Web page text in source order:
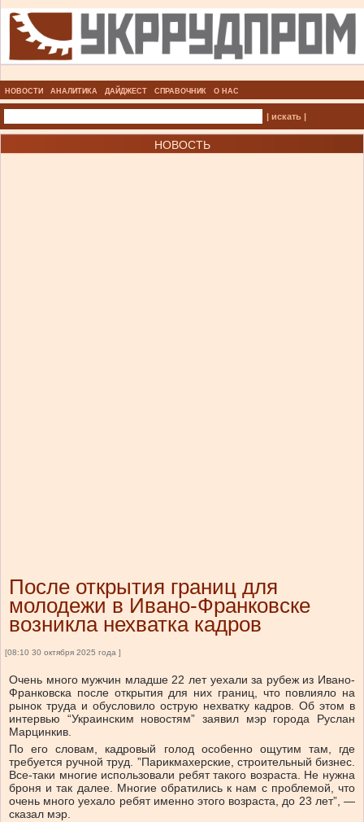
НОВОСТИ АНАЛИТИКА ДАЙДЖЕСТ СПРАВОЧНИК О НАС
| искать |
НОВОСТЬ
После открытия границ для
молодежи в Ивано-Франковске
возникла нехватка кадров
[08:10 30 октября 2025 года ]
Очень много мужчин младше 22 лет уехали за рубеж из Ивано-
Франковска после открытия для них границ, что повлияло на
рынок труда и обусловило острую нехватку кадров. Об этом в
интервью “Украинским новостям” заявил мэр города Руслан
Марцинкив.
По его словам, кадровый голод особенно ощутим там, где
требуется ручной труд. ”Парикмахерские, строительный бизнес.
Все-таки многие использовали ребят такого возраста. Не нужна
броня и так далее. Многие обратились к нам с проблемой, что
очень много уехало ребят именно этого возраста, до 23 лет”, —
сказал мэр.